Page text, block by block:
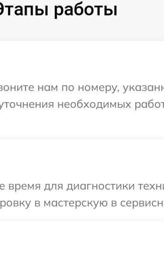
работы
нам по номеру,
необходимых
время для диагностики
в мастерскую в